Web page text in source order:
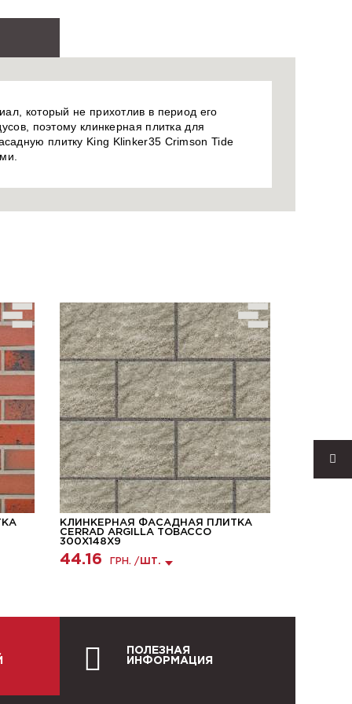
который не прихотлив в период его
поэтому клинкерная плитка для
плитку King Klinker35 Crimson Tide
КЛИНКЕРНАЯ ФАСАДНАЯ ПЛИТКА
CERRAD ARGILLA TOBACCO
300X148X9
44.16 ГРН. / ШТ.
ПОЛЕЗНАЯ
ИНФОРМАЦИЯ